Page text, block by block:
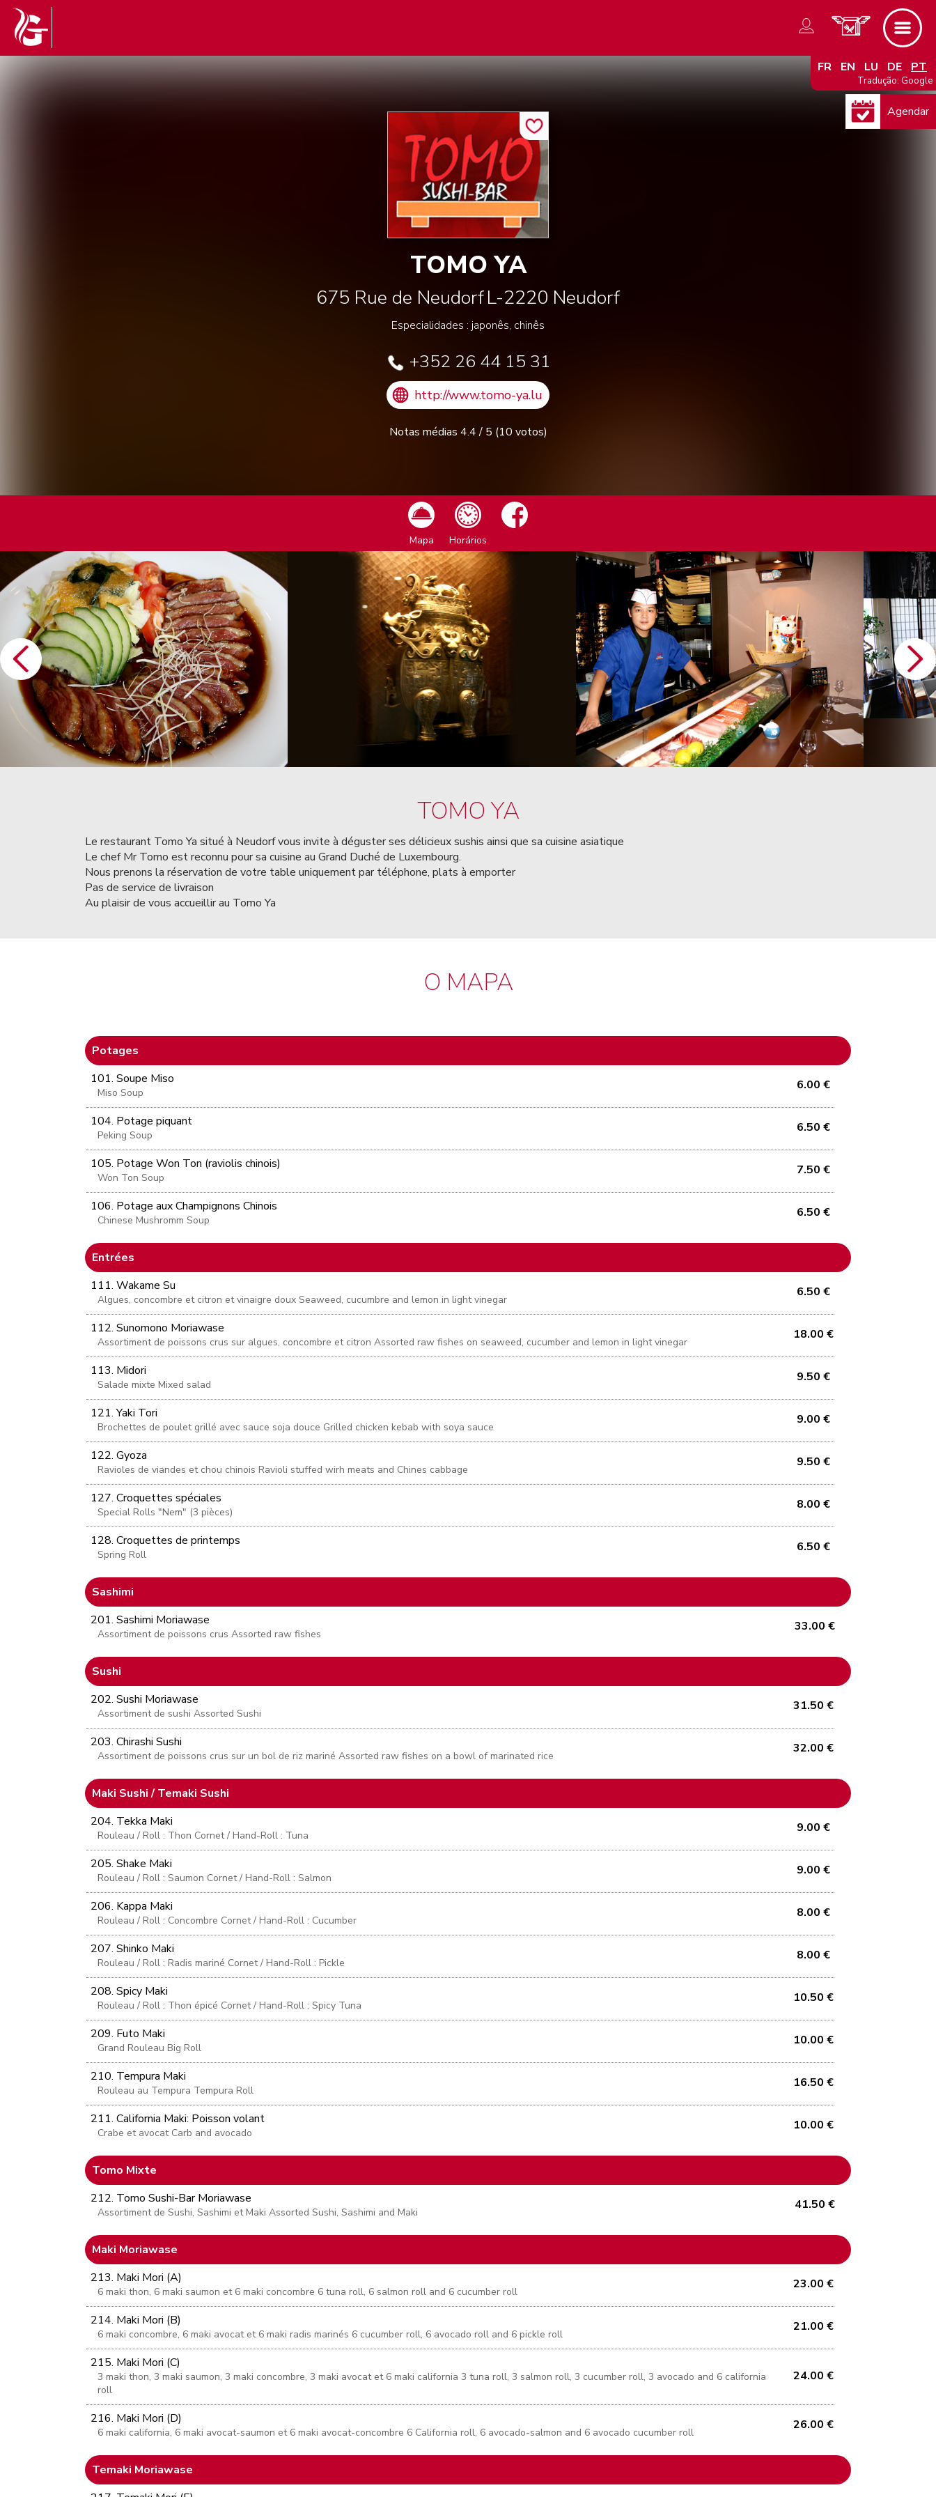
FR EN LU DE PT
Tradução: Google
TOMO YA
675 Rue de NeudorfL-2220 Neudorf
Especialidades : japonês, chinês
+352 26 44 15 31
http://www.tomo-ya.lu
Notas médias 4.4/ 5 (10 votos)
Mapa Horários
TOMO YA
Le restaurant Tomo Ya situé à Neudorf vous invite à déguster ses délicieux sushis ainsi que sa cuisine asiatique
Le chef Mr Tomo est reconnu pour sa cuisine au Grand Duché de Luxembourg.
Nous prenons la réservation de votre table uniquement par téléphone, plats à emporter
Pas de service de livraison
Au plaisir de vous accueillir au Tomo Ya
O MAPA
Potages
101. Soupe Miso
Miso Soup
6.00 €
104. Potage piquant
Peking Soup
6.50 €
105. Potage Won Ton (raviolis chinois)
Won Ton Soup
7.50 €
106. Potage aux Champignons Chinois
Chinese Mushromm Soup
6.50 €
Entrées
111. Wakame Su
Algues, concombre et citron et vinaigre doux Seaweed, cucumbre and lemon in light vinegar
6.50 €
112. Sunomono Moriawase
Assortiment de poissons crus sur algues, concombre et citron Assorted raw fishes on seaweed, cucumber and lemon in light vinegar
18.00 €
113. Midori
Salade mixte Mixed salad
9.50 €
121. Yaki Tori
Brochettes de poulet grillé avec sauce soja douce Grilled chicken kebab with soya sauce
9.00 €
122. Gyoza
Ravioles de viandes et chou chinois Ravioli stuffed wirh meats and Chines cabbage
9.50 €
127. Croquettes spéciales
Special Rolls "Nem" (3 pièces)
8.00 €
128. Croquettes de printemps
Spring Roll
6.50 €
Sashimi
201. Sashimi Moriawase
Assortiment de poissons crus Assorted raw fishes
33.00 €
Sushi
202. Sushi Moriawase
Assortiment de sushi Assorted Sushi
31.50 €
203. Chirashi Sushi
Assortiment de poissons crus sur un bol de riz mariné Assorted raw fishes on a bowl of marinated rice
32.00 €
Maki Sushi / Temaki Sushi
204. Tekka Maki
Rouleau / Roll : Thon Cornet / Hand-Roll : Tuna
9.00 €
205. Shake Maki
Rouleau / Roll : Saumon Cornet / Hand-Roll : Salmon
9.00 €
206. Kappa Maki
Rouleau / Roll : Concombre Cornet / Hand-Roll : Cucumber
8.00 €
207. Shinko Maki
Rouleau / Roll : Radis mariné Cornet / Hand-Roll : Pickle
8.00 €
208. Spicy Maki
Rouleau / Roll : Thon épicé Cornet / Hand-Roll : Spicy Tuna
10.50 €
209. Futo Maki
Grand Rouleau Big Roll
10.00 €
210. Tempura Maki
Rouleau au Tempura Tempura Roll
16.50 €
211. California Maki: Poisson volant
Crabe et avocat Carb and avocado
10.00 €
Tomo Mixte
212. Tomo Sushi-Bar Moriawase
Assortiment de Sushi, Sashimi et Maki Assorted Sushi, Sashimi and Maki
41.50 €
Maki Moriawase
213. Maki Mori (A)
6 maki thon, 6 maki saumon et 6 maki concombre 6 tuna roll, 6 salmon roll and 6 cucumber roll
23.00 €
214. Maki Mori (B)
6 maki concombre, 6 maki avocat et 6 maki radis marinés 6 cucumber roll, 6 avocado roll and 6 pickle roll
21.00 €
215. Maki Mori (C)
3 maki thon, 3 maki saumon, 3 maki concombre, 3 maki avocat et 6 maki california 3 tuna roll, 3 salmon roll, 3 cucumber roll, 3 avocado and 6 california
roll
24.00 €
216. Maki Mori (D)
6 maki california, 6 maki avocat-saumon et 6 maki avocat-concombre 6 California roll, 6 avocado-salmon and 6 avocado cucumber roll
26.00 €
Temaki Moriawase